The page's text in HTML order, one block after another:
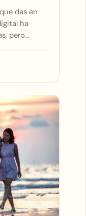
das en
ha
pero…